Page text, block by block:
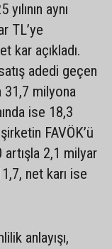
aynı
TL’ye
kar açıkladı.
adedi geçen
31,7 milyona
ise 18,3
FAVÖK’ü
artışla 2,1 milyar
net karı ise
anlayışı,